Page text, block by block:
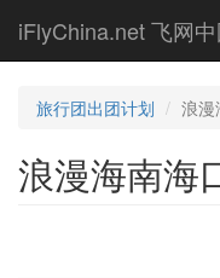
main
iFlyChina.net 飞网中
旅行团出团计划 浪漫
浪漫海南海